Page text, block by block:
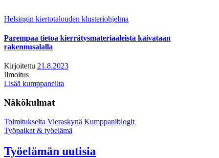
Helsingin kiertotalouden klusteriohjelma
Parempaa tietoa kierrätysmateriaaleista kaivataan
rakennusalalla
Kirjoitettu 21.8.2023
Ilmoitus
Lisää kumppaneilta
Näkökulmat
Toimitukselta Vieraskynä Kumppaniblogit
Työpaikat & työelämä
Työelämän uutisia